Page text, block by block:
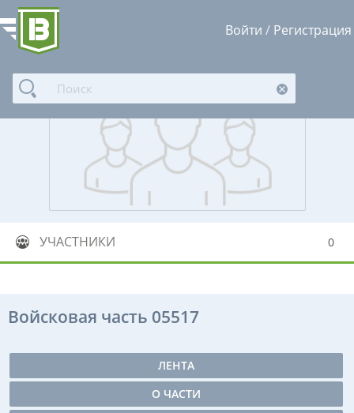
Войти / Регистрация
УЧАСТНИКИ 0
Войсковая часть 05517
ЛЕНТА
О ЧАСТИ